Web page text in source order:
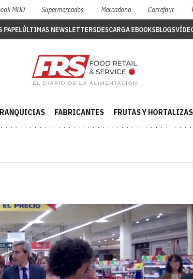
MDD Supermercados Mercadona Carrefour
PAPELÚLTIMAS NEWSLETTERSDESCARGA EBOOKSBLOGS
FABRICANTES FRUTAS Y HORTALIZAS